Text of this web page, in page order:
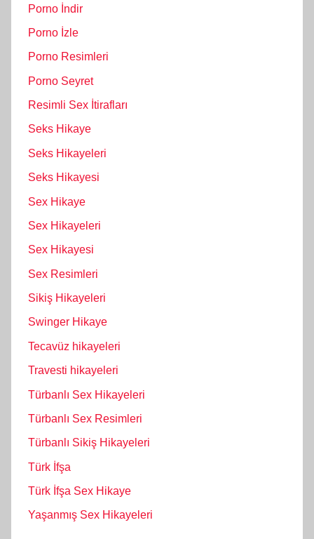
Porno İndir
Porno İzle
Porno Resimleri
Porno Seyret
Resimli Sex İtirafları
Seks Hikaye
Seks Hikayeleri
Seks Hikayesi
Sex Hikaye
Sex Hikayeleri
Sex Hikayesi
Sex Resimleri
Sikiş Hikayeleri
Swinger Hikaye
Tecavüz hikayeleri
Travesti hikayeleri
Türbanlı Sex Hikayeleri
Türbanlı Sex Resimleri
Türbanlı Sikiş Hikayeleri
Türk İfşa
Türk İfşa Sex Hikaye
Yaşanmış Sex Hikayeleri